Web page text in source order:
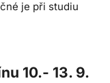
je při studiu
10.- 13. 9.